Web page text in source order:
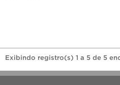
Exibindo registro(s) 1 a 5 de 5